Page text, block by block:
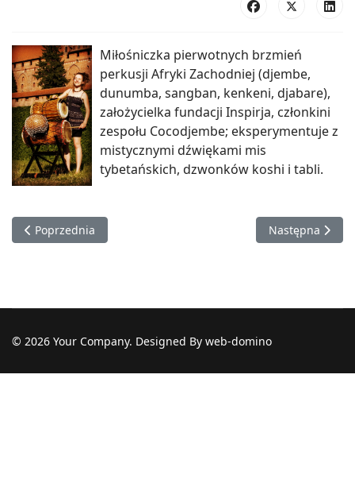
Miłośniczka pierwotnych brzmień
perkusji Afryki Zachodniej (djembe,
dunumba, sangban, kenkeni, djabare),
założycielka fundacji Inspirja, członkini
zespołu Cocodjembe; eksperymentuje z
mistycznymi dźwiękami mis
tybetańskich, dzwonków koshi i tabli.
Poprzednia strona: Radosław Czerniawski
Poprzednia Następna
Następna
© 2026 Your Company. Designed By web-domino